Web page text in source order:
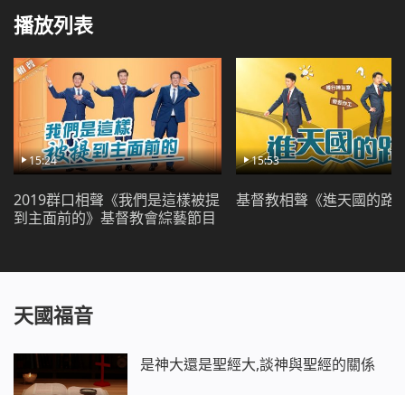
播放列表
15:24
2019群口相聲《我們是這樣被提
到主面前的》基督教會綜藝節目
15:53
基督教相聲《進天國的路
天國福音
是神大還是聖經大,談神與聖經的關係